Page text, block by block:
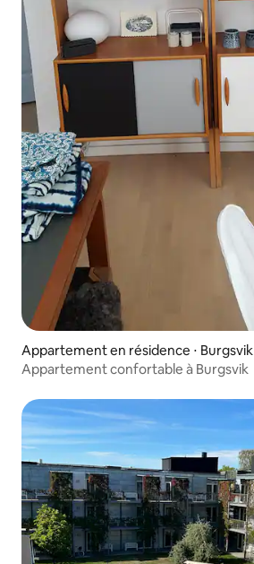
Appartement en résidence ⋅ Burgsvik
Appartement confortable à Burgsvik